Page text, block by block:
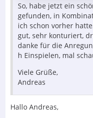
So, habe jetzt ein
gefunden, in
ich schon vorher
gut, sehr konturiert,
danke für die
h Einspielen, mal
Viele Grüße,
Andreas
Hallo Andreas,